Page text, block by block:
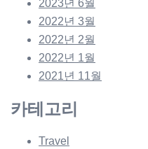
2023년 6월
2022년 3월
2022년 2월
2022년 1월
2021년 11월
카테고리
Travel